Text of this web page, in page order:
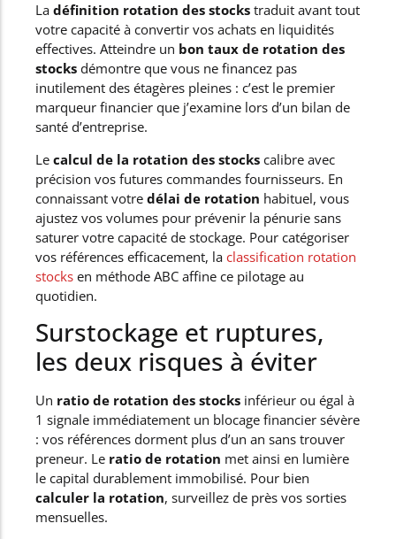
La définition rotation des stocks traduit avant tout
votre capacité à convertir vos achats en liquidités
effectives. Atteindre un bon taux de rotation des
stocks démontre que vous ne financez pas
inutilement des étagères pleines : c’est le premier
marqueur financier que j’examine lors d’un bilan de
santé d’entreprise.
Le calcul de la rotation des stocks calibre avec
précision vos futures commandes fournisseurs. En
connaissant votre délai de rotation habituel, vous
ajustez vos volumes pour prévenir la pénurie sans
saturer votre capacité de stockage. Pour catégoriser
vos références efficacement, la classification rotation
stocks en méthode ABC affine ce pilotage au
quotidien.
Surstockage et ruptures,
les deux risques à éviter
Un ratio de rotation des stocks inférieur ou égal à
1 signale immédiatement un blocage financier sévère
: vos références dorment plus d’un an sans trouver
preneur. Le ratio de rotation met ainsi en lumière
le capital durablement immobilisé. Pour bien
calculer la rotation, surveillez de près vos sorties
mensuelles.